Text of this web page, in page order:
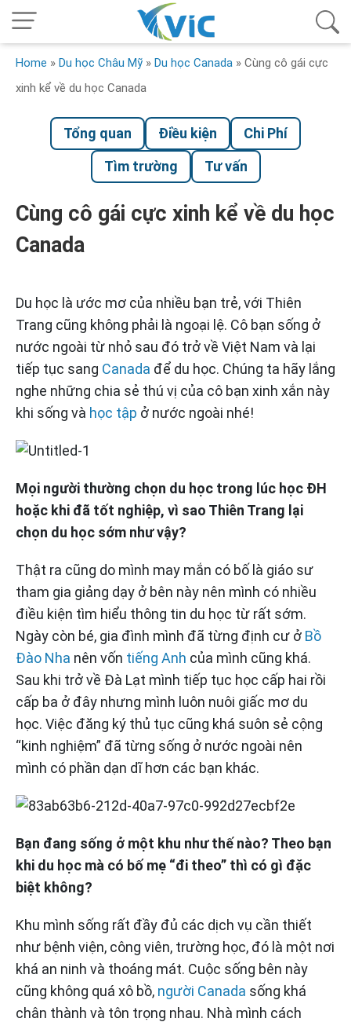
Home » Du học Châu Mỹ » Du học Canada » Cùng cô gái cực
xinh kể về du học Canada
Tổng quan Điều kiện
Chi Phí
Tìm trường
Tư vấn
Cùng cô gái cực xinh kể về du học
Canada
Du học là ước mơ của nhiều bạn trẻ, với Thiên
Trang cũng không phải là ngoại lệ. Cô bạn sống ở
nước ngoài từ nhỏ sau đó trở về Việt Nam và lại
tiếp tục sang Canada để du học. Chúng ta hãy lắng
nghe những chia sẻ thú vị của cô bạn xinh xắn này
khi sống và học tập ở nước ngoài nhé!
Mọi người thường chọn du học trong lúc học ĐH
hoặc khi đã tốt nghiệp, vì sao Thiên Trang lại
chọn du học sớm như vậy?
Thật ra cũng do mình may mắn có bố là giáo sư
tham gia giảng dạy ở bên này nên mình có nhiều
điều kiện tìm hiểu thông tin du học từ rất sớm.
Ngày còn bé, gia đình mình đã từng định cư ở Bồ
Đào Nha nên vốn tiếng Anh của mình cũng khá.
Sau khi trở về Đà Lạt mình tiếp tục học cấp hai rồi
cấp ba ở đây nhưng mình luôn nuôi giấc mơ du
học. Việc đăng ký thủ tục cũng khá suôn sẻ cộng
“kinh nghiệm” đã từng sống ở nước ngoài nên
mình có phần dạn dĩ hơn các bạn khác.
Bạn đang sống ở một khu như thế nào? Theo bạn
khi du học mà có bố mẹ “đi theo” thì có gì đặc
biệt không?
Khu mình sống rất đầy đủ các dịch vụ cần thiết
như bệnh viện, công viên, trường học, đó là một nơi
khá an ninh và thoáng mát. Cuộc sống bên này
cũng không quá xô bồ, người Canada sống khá
chân thành và tôn trọng nhau. Nhà mình cách